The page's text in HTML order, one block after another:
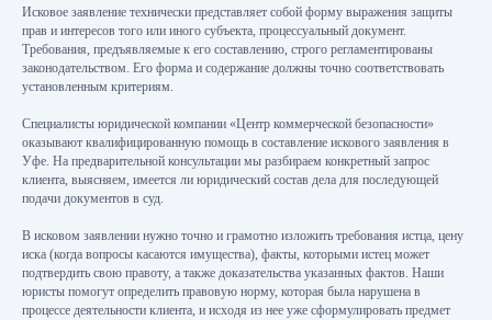
Исковое заявление технически представляет собой форму выражения защиты
прав и интересов того или иного субъекта, процессуальный документ.
Требования, предъявляемые к его составлению, строго регламентированы
законодательством. Его форма и содержание должны точно соответствовать
установленным критериям.
Специалисты юридической компании «Центр коммерческой безопасности»
оказывают квалифицированную помощь в составление искового заявления в
Уфе. На предварительной консультации мы разбираем конкретный запрос
клиента, выясняем, имеется ли юридический состав дела для последующей
подачи документов в суд.
В исковом заявлении нужно точно и грамотно изложить требования истца, цену
иска (когда вопросы касаются имущества), факты, которыми истец может
подтвердить свою правоту, а также доказательства указанных фактов. Наши
юристы помогут определить правовую норму, которая была нарушена в
процессе деятельности клиента, и исходя из нее уже сформулировать предмет